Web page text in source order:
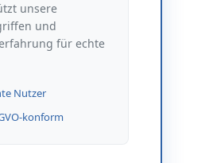
unsere
und
für echte
Nutzer
konform